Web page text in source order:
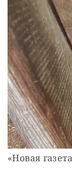
«Новая